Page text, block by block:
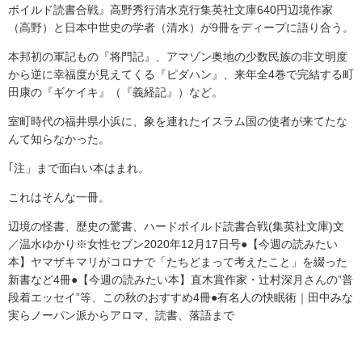
ボイルド読書合戦』高野秀行清水克行集英社文庫640円辺境作家
（高野）と日本中世史の学者（清水）が9冊をディープに語り合う。
本邦初の軍記もの『将門記』、アマゾン奥地の少数民族の非文明度
から逆に幸福度が見えてくる『ピダハン』、来年全4巻で完結する町
田康の『ギケイキ』（『義経記』）など。
室町時代の福井県小浜に、象を連れたイスラム国の使者が来てたな
んて知らなかった。
｢注」まで面白い本はまれ。
これはそんな一冊。
辺境の怪書、歴史の驚書、ハードボイルド読書合戦(集英社文庫)文
／温水ゆかり※女性セブン2020年12月17日号●【今週の読みたい
本】ヤマザキマリがコロナで「たちどまって考えたこと」を綴った
新書など4冊●【今週の読みたい本】直木賞作家・辻村深月さんの”普
段着エッセイ”等、この秋のおすすめ4冊●有名人の快眠術｜田中みな
実らノーパン派からアロマ、読書、落語まで